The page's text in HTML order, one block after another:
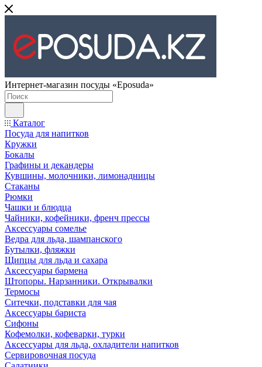
Интернет-магазин посуды «Eposuda»
Каталог
Посуда для напитков
Кружки
Бокалы
Графины и декандеры
Кувшины, молочники, лимонадницы
Стаканы
Рюмки
Чашки и блюдца
Чайники, кофейники, френч прессы
Аксессуары сомелье
Ведра для льда, шампанского
Бутылки, фляжки
Щипцы для льда и сахара
Аксессуары бармена
Штопоры. Нарзанники. Открывалки
Термосы
Ситечки, подставки для чая
Аксессуары бариста
Сифоны
Кофемолки, кофеварки, турки
Аксессуары для льда, охладители напитков
Сервировочная посуда